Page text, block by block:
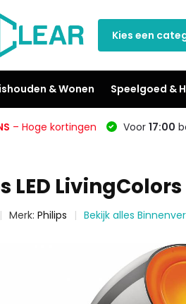
Kies een
& Wonen Speelgoed &
– Hoge kortingen Voor 17:00
LED
Merk: Philips Bekijk alles